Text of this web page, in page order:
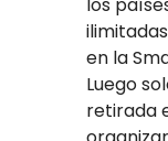
en la
Luego
retirada